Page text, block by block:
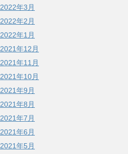
2022年3月
2022年2月
2022年1月
2021年12月
2021年11月
2021年10月
2021年9月
2021年8月
2021年7月
2021年6月
2021年5月